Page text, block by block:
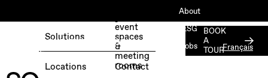
RÉSERVEZ UNE JOURNÉE D'ESSAI
GRATUITE →
About
ESG
Jobs
Français
Solutions
Locations
event
spaces
&
meeting
rooms
Contact
BOOK
A
TOUR